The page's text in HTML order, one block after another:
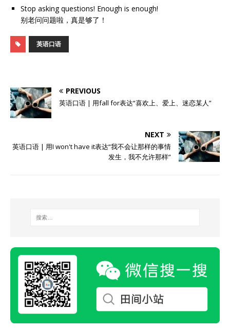
Stop asking questions! Enough is enough!
别老问问题啦，真是够了！
英语口语
PREVIOUS
英语口语 | 用fall for表达“喜欢上、爱上、迷恋某人”
NEXT
英语口语 | 用I won't have it表达“我不会让那样的事情
发生，我不允许那样”